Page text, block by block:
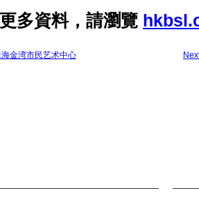
多資料，請瀏覽
金湾市民艺术中心